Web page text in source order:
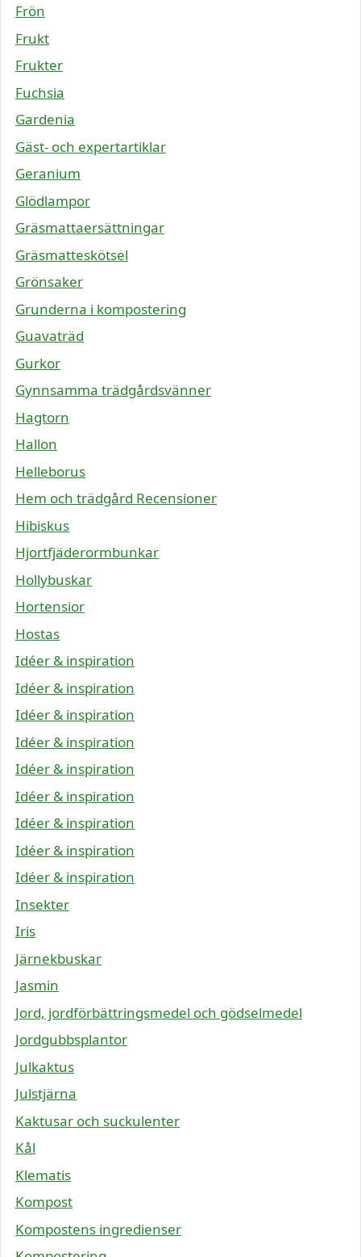
Frön
Frukt
Frukter
Fuchsia
Gardenia
Gäst- och expertartiklar
Geranium
Glödlampor
Gräsmattaersättningar
Gräsmatteskötsel
Grönsaker
Grunderna i kompostering
Guavaträd
Gurkor
Gynnsamma trädgårdsvänner
Hagtorn
Hallon
Helleborus
Hem och trädgård Recensioner
Hibiskus
Hjortfjäderormbunkar
Hollybuskar
Hortensior
Hostas
Idéer & inspiration
Idéer & inspiration
Idéer & inspiration
Idéer & inspiration
Idéer & inspiration
Idéer & inspiration
Idéer & inspiration
Idéer & inspiration
Idéer & inspiration
Insekter
Iris
Järnekbuskar
Jasmin
Jord, jordförbättringsmedel och gödselmedel
Jordgubbsplantor
Julkaktus
Julstjärna
Kaktusar och suckulenter
Kål
Klematis
Kompost
Kompostens ingredienser